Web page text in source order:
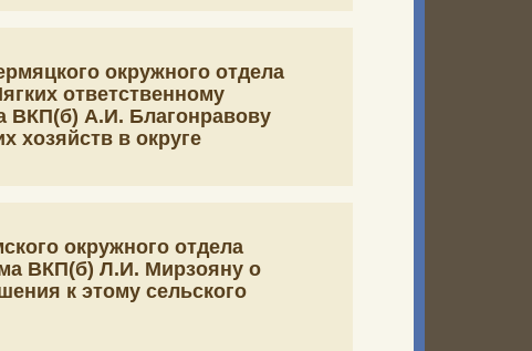
окружного отдела
ответственному
ВКП(б) А.И. Благонравову
хозяйств в округе
окружного отдела
ВКП(б) Л.И. Мирзояну о
к этому сельского